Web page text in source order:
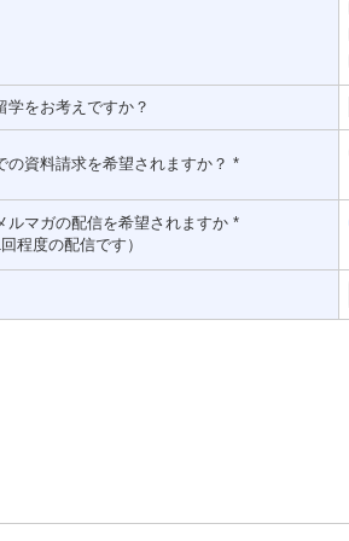
学をお考えですか？
の資料請求を希望されますか？ *
ルマガの配信を希望されますか *
回程度の配信です）